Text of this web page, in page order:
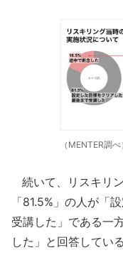
（MENTER調べ
続いて、リスキリ
「81.5%」の人が「
受講した」である一
した」と回答している